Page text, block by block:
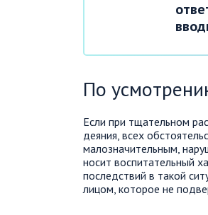
По
Если при тщательном
деяния, всех
малозначительным,
носит воспитательный
последствий в такой
лицом, которое не